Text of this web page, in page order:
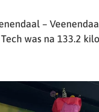
–
was na 133.2